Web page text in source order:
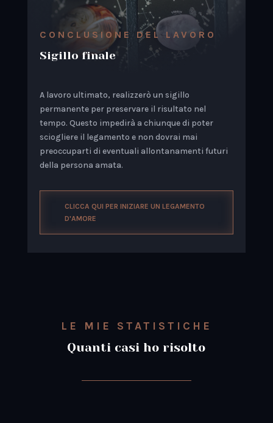
CONCLUSIONE DEL LAVORO
Sigillo finale
A lavoro ultimato, realizzerò un sigillo
permanente per preservare il risultato nel
tempo. Questo impedirà a chiunque di poter
sciogliere il legamento e non dovrai mai
preoccuparti di eventuali allontanamenti futuri
della persona amata.
CLICCA QUI PER INIZIARE UN LEGAMENTO
D'AMORE
LE MIE STATISTICHE
Quanti casi ho risolto